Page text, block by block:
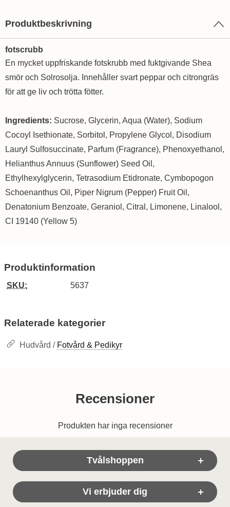
Produktbeskrivning
fotscrubb
En mycket uppfriskande fotskrubb med fuktgivande Shea
smör och Solrosolja. Innehåller svart peppar och citrongräs
för att ge liv och trötta fötter.
Ingredients: Sucrose, Glycerin, Aqua (Water), Sodium
Cocoyl Isethionate, Sorbitol, Propylene Glycol, Disodium
Lauryl Sulfosuccinate, Parfum (Fragrance), Phenoxyethanol,
Helianthus Annuus (Sunflower) Seed Oil,
Ethylhexylglycerin, Tetrasodium Etidronate, Cymbopogon
Schoenanthus Oil, Piper Nigrum (Pepper) Fruit Oil,
Denatonium Benzoate, Geraniol, Citral, Limonene, Linalool,
CI 19140 (Yellow 5)
Produktinformation
SKU: 5637
Relaterade kategorier
Hudvård / Fotvård & Pedikyr
Recensioner
Produkten har inga recensioner
Sidfot Blandad info och länkar
Tvålshoppen
Vi erbjuder dig